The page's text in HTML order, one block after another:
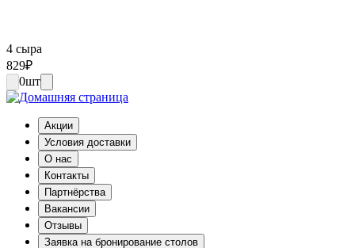
4 сыра
829₽
0шт
Акции
Условия доставки
О нас
Контакты
Партнёрства
Вакансии
Отзывы
Заявка на бронирование столов